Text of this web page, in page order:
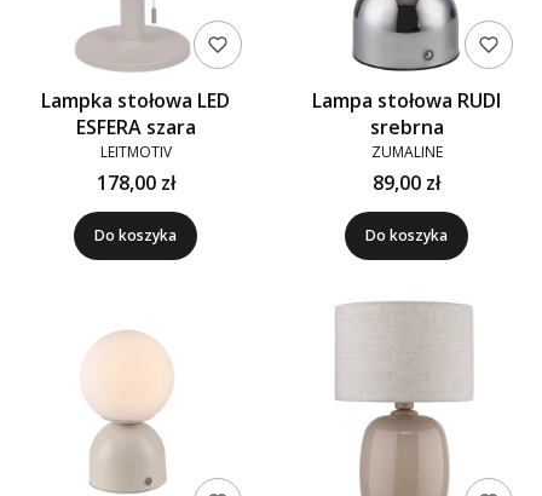
Lampka stołowa LED
ESFERA szara
LEITMOTIV
178,00 zł
Do koszyka
Lampa stołowa RUDI
srebrna
ZUMALINE
89,00 zł
Do koszyka